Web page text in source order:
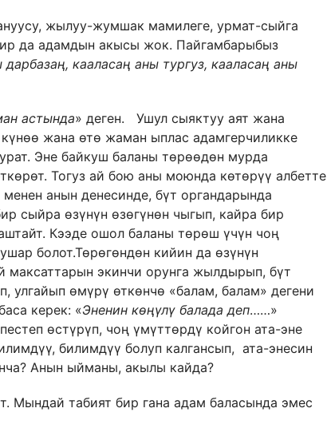
жылуу-жумшак мамилеге, урмат-сыйга
да адамдын акысы жок. Пайгамбарыбыз
кааласаң аны тургуз, кааласаң аны
астында» деген. Ушул сыяктуу аят жана
жана өтө жаман ыплас адамгерчиликке
Эне байкуш баланы төрөөдөн мурда
Тогуз ай бою аны моюнда көтөрүү албетте
анын денесинде, бүт органдарында
сыйра өзүнүн өзөгүнөн чыгып, кайра бир
Кээде ошол баланы төрөш үчүн чоң
болот.Төрөгөндөн кийин да өзүнүн
экинчи орунга жылдырып, бүт
улгайып өмүрү өткөнчө «балам, балам» дегени
керек: «Эненин көңүлү балада деп……»
өстүрүп, чоң үмүттөрдү койгон ата-эне
билимдүү болуп калгансып, ата-энесин
Анын ыйманы, акылы кайда?
Мындай табият бир гана адам баласында эмес